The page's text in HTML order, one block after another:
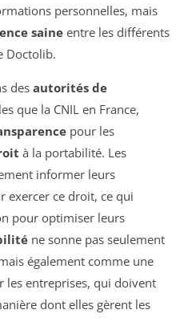
personnelles, mais
saineentre les différents
Doctolib.
des autorités de
que la CNIL en France,
pour les
à la portabilité. Les
informer leurs
exercer ce droit, ce qui
pour optimiser leurs
ne sonne pas seulement
également comme une
les entreprises, qui doivent
dont elles gèrent les